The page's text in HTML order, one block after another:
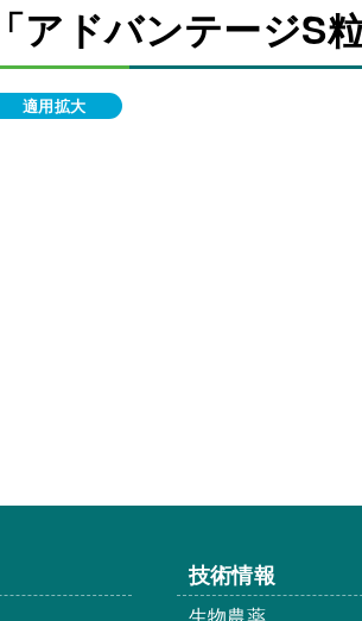
「アドバンテージS
適用拡大
技術情報